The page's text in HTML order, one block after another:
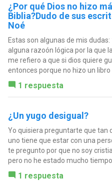
¿Por qué Dios no hizo
Biblia?Dudo de sus
Noé
Estas son algunas de mis
alguna razoón lógica por la que
me refiero a que si dios quiere
entonces porque no hizo un libro
1 respuesta
¿Un yugo desigual?
Yo quisiera preguntarte que tan
uno tiene que estar con una
te pregunto por que no soy
pero no he estado mucho tiempo
1 respuesta